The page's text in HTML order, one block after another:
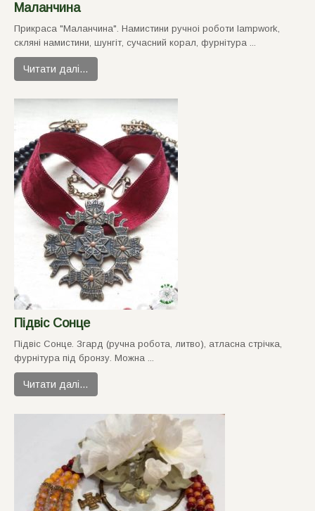
Маланчина
Прикраса "Маланчина". Намистини ручноi роботи lampwork,
склянi намистини, шунгiт, сучасний корал, фурнiтура ...
Читати далі…
Підвіс Сонце
Підвіс Сонце. Згард (ручна робота, литво), атласна стрічка,
фурнітура під бронзу. Можна ...
Читати далі…